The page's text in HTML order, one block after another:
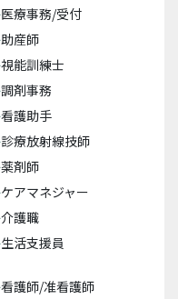
医療事務/受付
助産師
視能訓練士
調剤事務
看護助手
診療放射線技師
薬剤師
ケアマネジャー
介護職
生活支援員
看護師/准看護師